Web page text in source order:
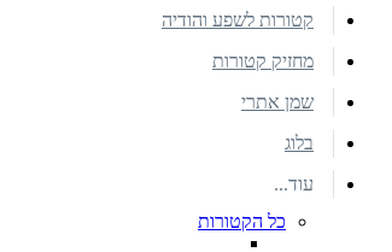
קטורות לשפע והודיה
מחזיק קטורות
שמן אתרי
בלוג
עוד...
כל הקטורות